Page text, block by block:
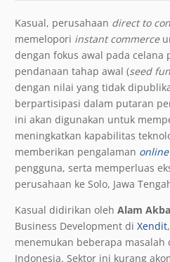
Kasual, perusahaan direct to
memelopori instant commerce
dengan fokus awal pada celana
pendanaan tahap awal (seed
dengan nilai yang tidak
berpartisipasi dalam putaran
ini akan digunakan untuk
meningkatkan kapabilitas
memberikan pengalaman online
pengguna, serta memperluas
perusahaan ke Solo, Jawa
Kasual didirikan oleh Alam
Business Development di Xendit
menemukan beberapa
Indonesia. Sektor ini kurang